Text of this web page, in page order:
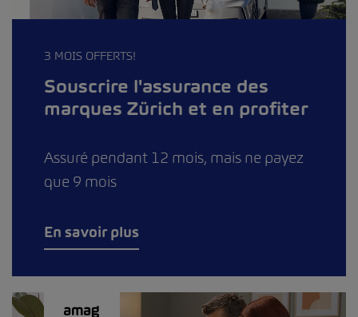
3 MOIS OFFERTS!
Souscrire l'assurance des
marques Zürich et en profiter
Assuré pendant 12 mois, mais ne payez
que 9 mois
En savoir plus